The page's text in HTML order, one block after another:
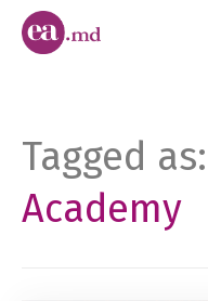
Tagged as:
Academy